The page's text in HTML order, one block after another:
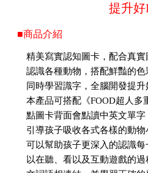
提升好
■商品介紹
精美寫實認知圖卡，配合真
認識各種動物，搭配鮮豔的色
同時學習識字，全腦開發提升
本產品可搭配《FOOD超人多
點圖卡背面會點讀中英文單
引導孩子吸收各式各樣的動物
可以幫助孩子更深入的認識
以在聽、看以及互動遊戲的